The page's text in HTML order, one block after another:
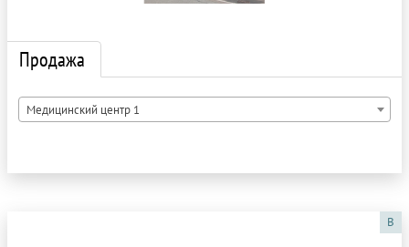
Продажа
Медицинский центр 1
B